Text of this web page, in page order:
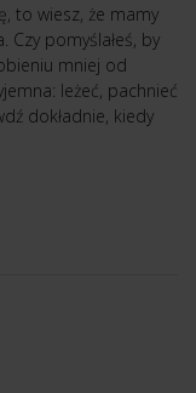
to wiesz, że mamy
pomyślałeś, by
mniej od
leżeć, pachnieć
dokładnie, kiedy